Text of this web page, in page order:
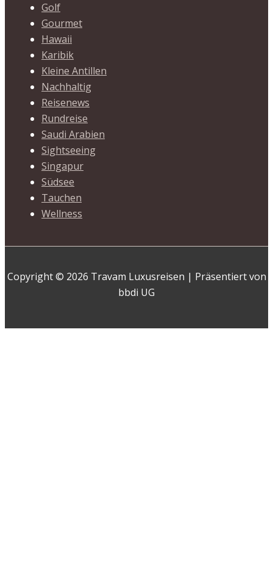
Golf
Gourmet
Hawaii
Karibik
Kleine Antillen
Nachhaltig
Reisenews
Rundreise
Saudi Arabien
Sightseeing
Singapur
Südsee
Tauchen
Wellness
Copyright © 2026 Travam Luxusreisen | Präsentiert von
bbdi UG